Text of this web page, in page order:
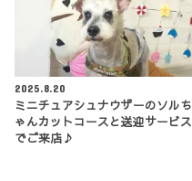
2025.8.20
ミニチュアシュナウザーのソルち
ゃんカットコースと送迎サービス
でご来店♪